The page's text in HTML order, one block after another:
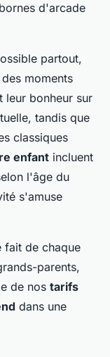
d'arcade
partout,
moments
leur bonheur sur
tandis que
classiques
enfant incluent
l'âge du
s'amuse
fait de chaque
parents,
de nos tarifs
dans une